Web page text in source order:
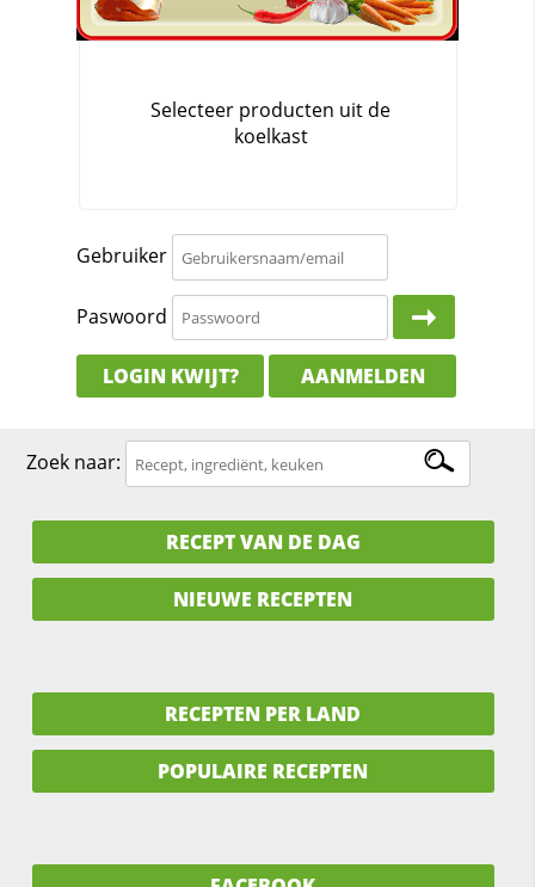
Gebruiker
Paswoord
LOGIN KWIJT? AANMELDEN
Zoek naar:
RECEPT VAN DE DAG
NIEUWE RECEPTEN
RECEPTEN PER LAND
POPULAIRE RECEPTEN